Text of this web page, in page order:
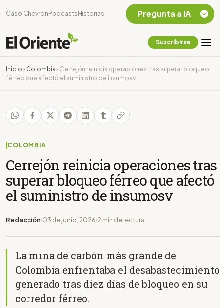
Caso Chevron Podcasts Historias
Suscribirse
Inicio › Colombia › Cerrejón reinicia operaciones tras superar bloqueo
férreo que afectó el suministro de insumosv
COLOMBIA
Cerrejón reinicia operaciones tras
superar bloqueo férreo que afectó
el suministro de insumosv
Redacción 03 de junio, 2026 2 min de lectura
La mina de carbón más grande de
Colombia enfrentaba el desabastecimiento
generado tras diez días de bloqueo en su
corredor férreo.
Pregunta a IA
Chevron Ecuador